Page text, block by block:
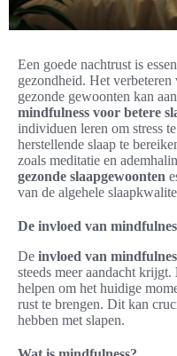
Een goede nachtrust is
gezondheid. Het verbeteren
gezonde gewoonten kan
mindfulness voor betere
individuen leren om stress
herstellende slaap te
zoals meditatie en
gezonde slaapgewoonten
van de algehele
De invloed van
De invloed van
steeds meer aandacht krijgt.
helpen om het huidige
rust te brengen. Dit kan
hebben met slapen.